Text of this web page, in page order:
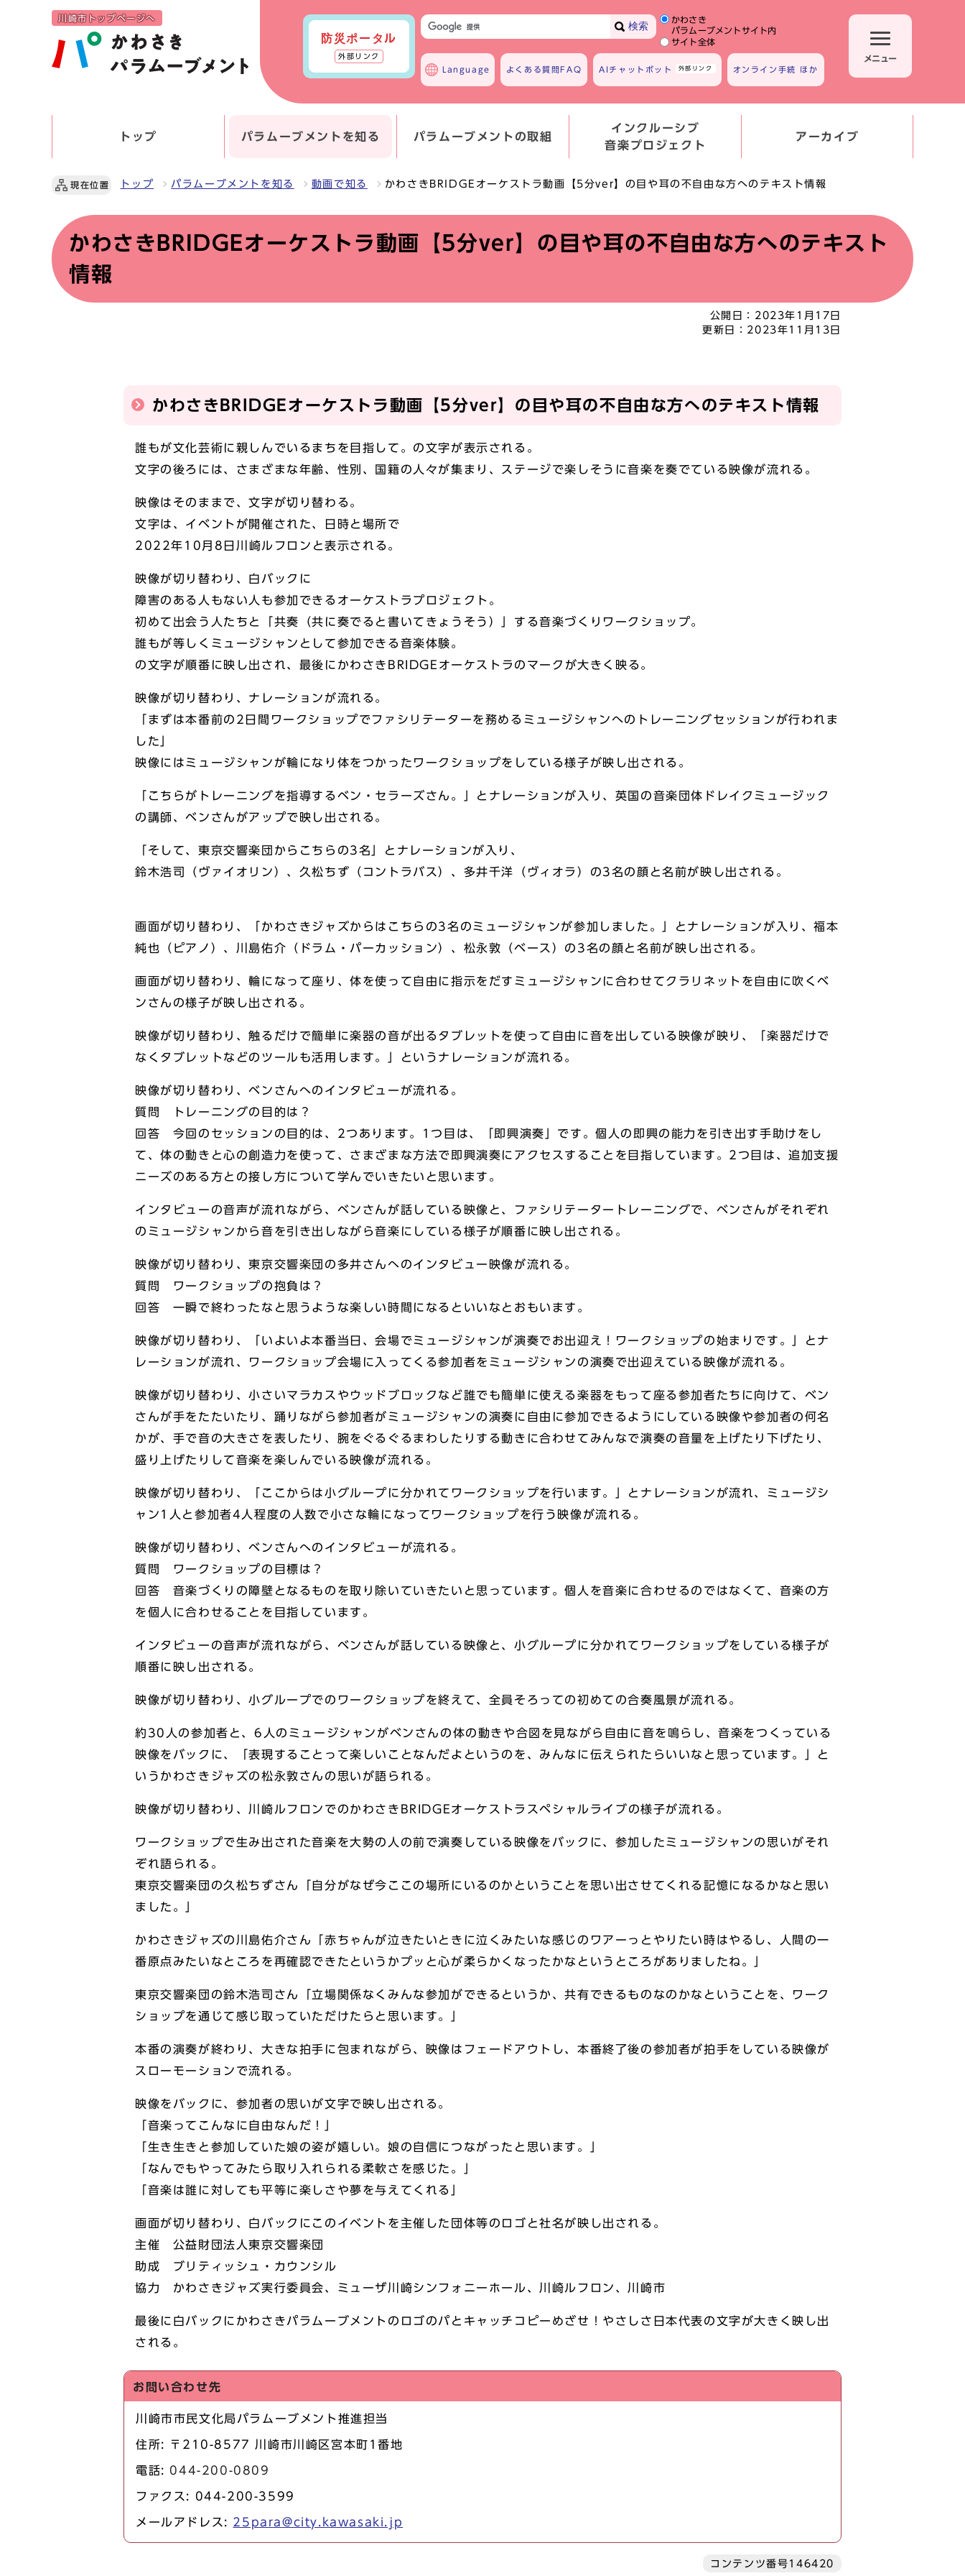
川崎市トップページへ
防災ポータル
外部リンク
検索 サイト内検索の範囲
かわさき
パラムーブメントサイト内
サイト全体
Language よくある質問 FAQ AIチャットボット 外部リンク オンライン手続 ほか
メニュー
トップ パラムーブメントを知る パラムーブメントの取組
インクルーシブ
音楽プロジェクト
アーカイブ
現在位置 トップ パラムーブメントを知る 動画で知る かわさきBRIDGEオーケストラ動画【5分ver】の目や耳の不自由な方へのテキスト情報
かわさきBRIDGEオーケストラ動画【5分ver】の目や耳の不自由な方へのテキスト
情報
公開日： 2023年1月17日
更新日： 2023年11月13日
かわさきBRIDGEオーケストラ動画【5分ver】の目や耳の不自由な方へのテキスト情報
誰もが文化芸術に親しんでいるまちを目指して。の文字が表示される。
文字の後ろには、さまざまな年齢、性別、国籍の人々が集まり、ステージで楽しそうに音楽を奏でている映像が流れる。
映像はそのままで、文字が切り替わる。
文字は、イベントが開催された、日時と場所で
2022年10月8日川崎ルフロンと表示される。
映像が切り替わり、白バックに
障害のある人もない人も参加できるオーケストラプロジェクト。
初めて出会う人たちと「共奏（共に奏でると書いてきょうそう）」する音楽づくりワークショップ。
誰もが等しくミュージシャンとして参加できる音楽体験。
の文字が順番に映し出され、最後にかわさきBRIDGEオーケストラのマークが大きく映る。
映像が切り替わり、ナレーションが流れる。
「まずは本番前の2日間ワークショップでファシリテーターを務めるミュージシャンへのトレーニングセッションが行われま
した」
映像にはミュージシャンが輪になり体をつかったワークショップをしている様子が映し出される。
「こちらがトレーニングを指導するベン・セラーズさん。」とナレーションが入り、英国の音楽団体ドレイクミュージック
の講師、ベンさんがアップで映し出される。
「そして、東京交響楽団からこちらの3名」とナレーションが入り、
鈴木浩司（ヴァイオリン）、久松ちず（コントラバス）、多井千洋（ヴィオラ）の3名の顔と名前が映し出される。
画面が切り替わり、「かわさきジャズからはこちらの3名のミュージシャンが参加しました。」とナレーションが入り、福本
純也（ピアノ）、川島佑介（ドラム・パーカッション）、松永敦（ベース）の3名の顔と名前が映し出される。
画面が切り替わり、輪になって座り、体を使って自由に指示をだすミュージシャンに合わせてクラリネットを自由に吹くベ
ンさんの様子が映し出される。
映像が切り替わり、触るだけで簡単に楽器の音が出るタブレットを使って自由に音を出している映像が映り、「楽器だけで
なくタブレットなどのツールも活用します。」というナレーションが流れる。
映像が切り替わり、ベンさんへのインタビューが流れる。
質問 トレーニングの目的は？
回答 今回のセッションの目的は、2つあります。1つ目は、「即興演奏」です。個人の即興の能力を引き出す手助けをし
て、体の動きと心の創造力を使って、さまざまな方法で即興演奏にアクセスすることを目指しています。2つ目は、追加支援
ニーズのある方との接し方について学んでいきたいと思います。
インタビューの音声が流れながら、ベンさんが話している映像と、ファシリテータートレーニングで、ベンさんがそれぞれ
のミュージシャンから音を引き出しながら音楽にしている様子が順番に映し出される。
映像が切り替わり、東京交響楽団の多井さんへのインタビュー映像が流れる。
質問 ワークショップの抱負は？
回答 一瞬で終わったなと思うような楽しい時間になるといいなとおもいます。
映像が切り替わり、「いよいよ本番当日、会場でミュージシャンが演奏でお出迎え！ワークショップの始まりです。」とナ
レーションが流れ、ワークショップ会場に入ってくる参加者をミュージシャンの演奏で出迎えている映像が流れる。
映像が切り替わり、小さいマラカスやウッドブロックなど誰でも簡単に使える楽器をもって座る参加者たちに向けて、ベン
さんが手をたたいたり、踊りながら参加者がミュージシャンの演奏に自由に参加できるようにしている映像や参加者の何名
かが、手で音の大きさを表したり、腕をぐるぐるまわしたりする動きに合わせてみんなで演奏の音量を上げたり下げたり、
盛り上げたりして音楽を楽しんでいる映像が流れる。
映像が切り替わり、「ここからは小グループに分かれてワークショップを行います。」とナレーションが流れ、ミュージシ
ャン1人と参加者4人程度の人数で小さな輪になってワークショップを行う映像が流れる。
映像が切り替わり、ベンさんへのインタビューが流れる。
質問 ワークショップの目標は？
回答 音楽づくりの障壁となるものを取り除いていきたいと思っています。個人を音楽に合わせるのではなくて、音楽の方
を個人に合わせることを目指しています。
インタビューの音声が流れながら、ベンさんが話している映像と、小グループに分かれてワークショップをしている様子が
順番に映し出される。
映像が切り替わり、小グループでのワークショップを終えて、全員そろっての初めての合奏風景が流れる。
約30人の参加者と、6人のミュージシャンがベンさんの体の動きや合図を見ながら自由に音を鳴らし、音楽をつくっている
映像をバックに、「表現することって楽しいことなんだよというのを、みんなに伝えられたらいいなと思っています。」と
いうかわさきジャズの松永敦さんの思いが語られる。
映像が切り替わり、川崎ルフロンでのかわさきBRIDGEオーケストラスペシャルライブの様子が流れる。
ワークショップで生み出された音楽を大勢の人の前で演奏している映像をバックに、参加したミュージシャンの思いがそれ
ぞれ語られる。
東京交響楽団の久松ちずさん「自分がなぜ今ここの場所にいるのかということを思い出させてくれる記憶になるかなと思い
ました。」
かわさきジャズの川島佑介さん「赤ちゃんが泣きたいときに泣くみたいな感じのワアーっとやりたい時はやるし、人間の一
番原点みたいなところを再確認できたというかプッと心が柔らかくなったかなというところがありましたね。」
東京交響楽団の鈴木浩司さん「立場関係なくみんな参加ができるというか、共有できるものなのかなということを、ワーク
ショップを通じて感じ取っていただけたらと思います。」
本番の演奏が終わり、大きな拍手に包まれながら、映像はフェードアウトし、本番終了後の参加者が拍手をしている映像が
スローモーションで流れる。
映像をバックに、参加者の思いが文字で映し出される。
「音楽ってこんなに自由なんだ！」
「生き生きと参加していた娘の姿が嬉しい。娘の自信につながったと思います。」
「なんでもやってみたら取り入れられる柔軟さを感じた。」
「音楽は誰に対しても平等に楽しさや夢を与えてくれる」
画面が切り替わり、白バックにこのイベントを主催した団体等のロゴと社名が映し出される。
主催 公益財団法人東京交響楽団
助成 ブリティッシュ・カウンシル
協力 かわさきジャズ実行委員会、ミューザ川崎シンフォニーホール、川崎ルフロン、川崎市
最後に白バックにかわさきパラムーブメントのロゴのパとキャッチコピーめざせ！やさしさ日本代表の文字が大きく映し出
される。
お問い合わせ先
川崎市市民文化局パラムーブメント推進担当
住所: 〒210-8577 川崎市川崎区宮本町1番地
電話: 044-200-0809
ファクス: 044-200-3599
メールアドレス: 25para@city.kawasaki.jp
コンテンツ番号146420